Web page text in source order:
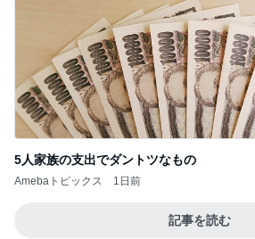
5人家族の支出でダントツなもの
Amebaトピックス 1日前
記事を読む